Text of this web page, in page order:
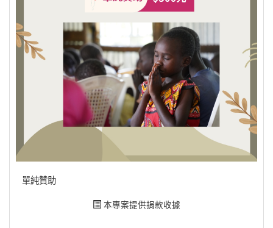
單純贊助
本專案提供捐款收據